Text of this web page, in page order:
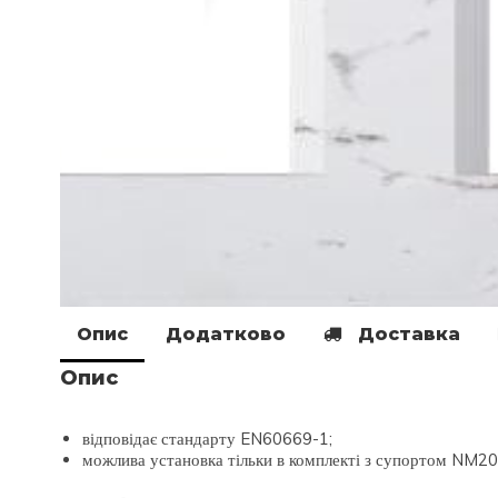
Опис Додатково Доставка
Опис
відповідає стандарту EN60669-1;
можлива установка тільки в комплекті з супортом